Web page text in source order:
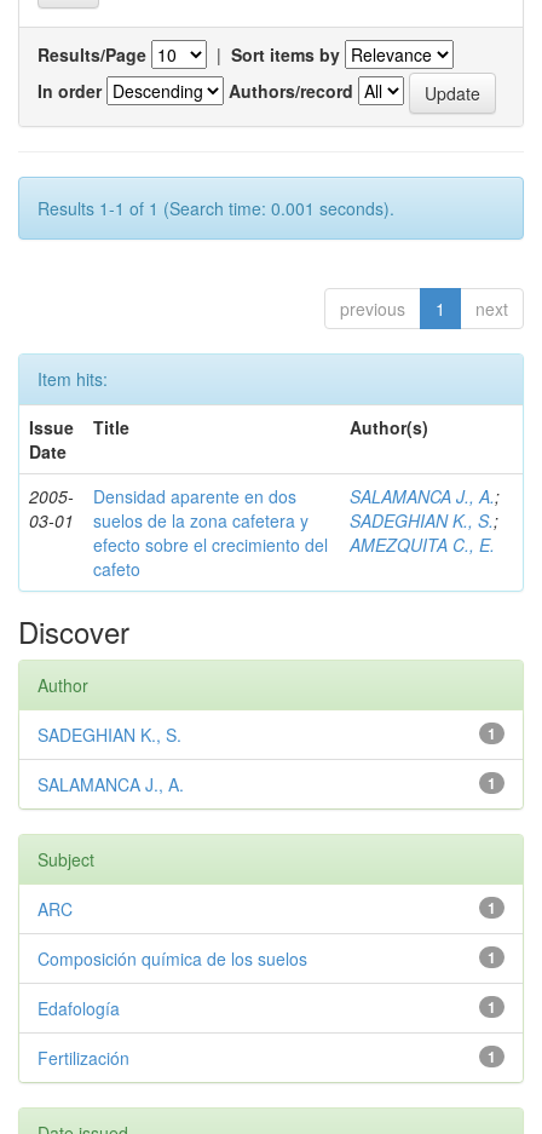
Results/Page | Sort items by
In order
Authors/record
Results 1-1 of 1 (Search time: 0.001 seconds).
previous 1 next
Item hits:
Issue
Date
Title Author(s)
2005-
03-01
Densidad aparente en dos
suelos de la zona cafetera y
efecto sobre el crecimiento del
cafeto
SALAMANCA J., A.;
SADEGHIAN K., S.;
AMEZQUITA C., E.
Discover
Author
1
SADEGHIAN K., S.
1
SALAMANCA J., A.
Subject
1
ARC
1
Composición química de los suelos
1
Edafología
1
Fertilización